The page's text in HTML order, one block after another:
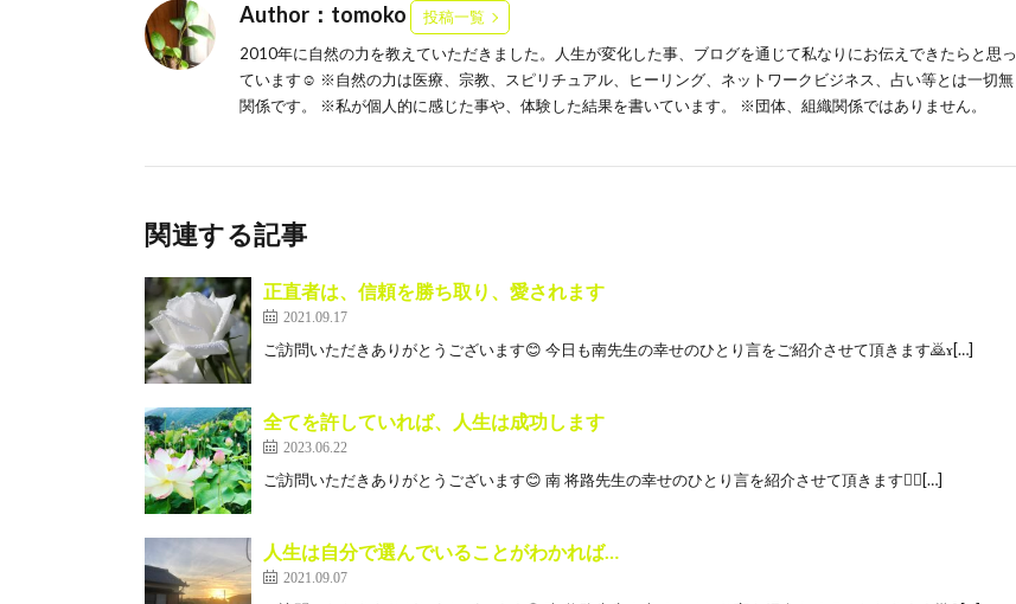
Author：tomoko
投稿一覧
2010年に自然の力を教えていただきました。人生が変化した事、ブログを通じて私なりにお伝えできたらと思っ
ています☺️ ※自然の力は医療、宗教、スピリチュアル、ヒーリング、ネットワークビジネス、占い等とは一切無
関係です。 ※私が個人的に感じた事や、体験した結果を書いています。 ※団体、組織関係ではありません。
関連する記事
正直者は、信頼を勝ち取り、愛されます
2021.09.17
ご訪問いただきありがとうございます😊 今日も南先生の幸せのひとり言をご紹介させて頂きます🙇‍ɤ[…]
全てを許していれば、人生は成功します
2023.06.22
ご訪問いただきありがとうございます😊 南 将路先生の幸せのひとり言を紹介させて頂きます🙇‍♀[…]
人生は自分で選んでいることがわかれば…
2021.09.07